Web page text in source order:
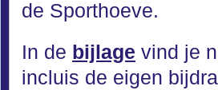
de Sporthoeve.
In de bijlage vind je
incluis de eigen